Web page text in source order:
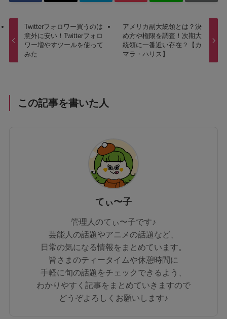
Twitterフォロワー買うのは
意外に安い！Twitterフォロ
ワー増やすツールを使って
みた
アメリカ副大統領とは？決
め方や権限を調査！次期大
統領に一番近い存在？【カ
マラ・ハリス】
この記事を書いた人
てぃ〜子
管理人のてぃ〜子です♪
芸能人の話題やアニメの話題など、
日常の気になる情報をまとめています。
皆さまのティータイムや休憩時間に
手軽に旬の話題をチェックできるよう、
わかりやすく記事をまとめていきますので
どうぞよろしくお願いします♪